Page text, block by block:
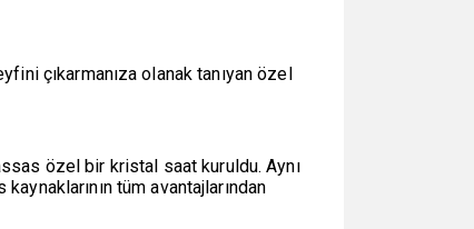
çıkarmanıza olanak tanıyan özel
özel bir kristal saat kuruldu. Aynı
tüm avantajlarından